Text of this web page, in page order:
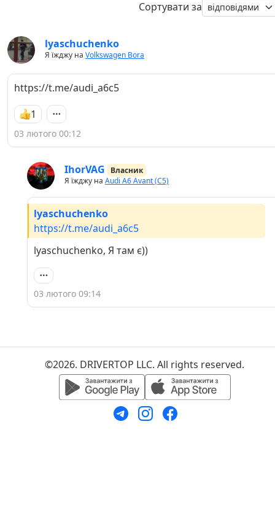
Сортувати за
lyaschuchenko
Я їжджу на Volkswagen Bora
https://t.me/audi_a6c5
1
03 лютого 00:12
IhorVAG
Власник
Я їжджу на Audi A6 Avant (C5)
lyaschuchenko
https://t.me/audi_a6c5
lyaschuchenko, Я там є))
03 лютого 09:14
©2026. DRIVERTOP LLC. All rights reserved.